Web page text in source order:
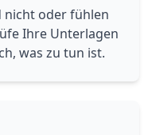
nicht oder fühlen
Ihre Unterlagen
was zu tun ist.